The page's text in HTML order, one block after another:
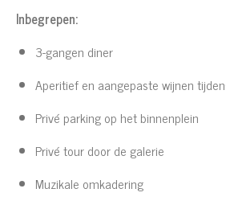
Inbegrepen:
3-gangen diner
Aperitief en aangepaste wijnen
Privé parking op het binnenplein
Privé tour door de galerie
Muzikale omkadering